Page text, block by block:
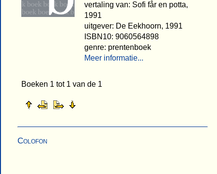
vertaling van: Sofi får en potta,
1991
uitgever: De Eekhoorn, 1991
ISBN10: 9060564898
genre: prentenboek
Meer informatie...
Boeken 1 tot 1 van de 1
Colofon